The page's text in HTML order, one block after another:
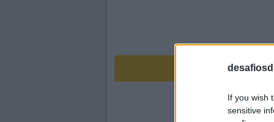
If you wish
sensitive